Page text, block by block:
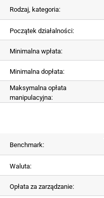
Rodzaj, kategoria:
Początek działalności:
Minimalna wpłata:
Minimalna dopłata:
Maksymalna opłata
manipulacyjna:
Benchmark:
Waluta:
Opłata za zarządzanie: